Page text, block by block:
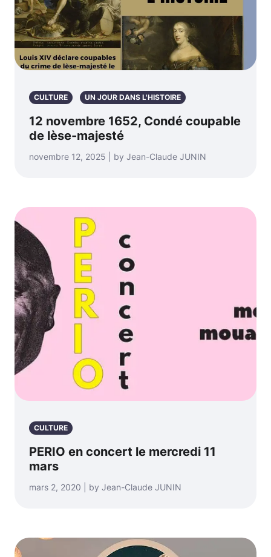
CULTURE UN JOUR DANS L'HISTOIRE
12 novembre 1652, Condé coupable
de lèse-majesté
novembre 12, 2025 | by Jean-Claude JUNIN
CULTURE
PERIO en concert le mercredi 11
mars
mars 2, 2020 | by Jean-Claude JUNIN